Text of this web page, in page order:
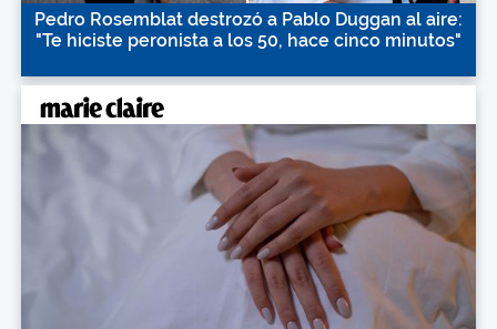
Pedro Rosemblat destrozó a Pablo Duggan al aire:
"Te hiciste peronista a los 50, hace cinco minutos"